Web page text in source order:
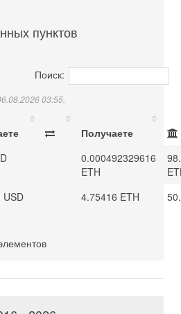
пунктов
Поиск:
03:55.
Получаете
0.000492329616
ETH
USD 4.75416 ETH